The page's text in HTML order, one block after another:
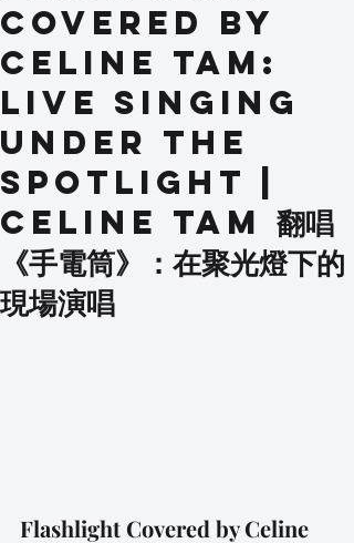
Covered by
Celine Tam:
Live Singing
Under the
Spotlight |
Celine Tam 翻唱
《手電筒》：在聚光燈下的
現場演唱
Flashlight Covered by Celine